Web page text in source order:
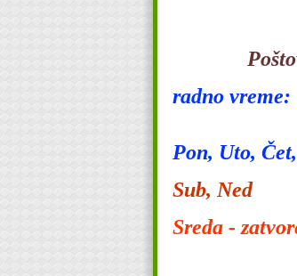
radno vreme:
Pon, Uto,
Sub, Ned
Sreda -